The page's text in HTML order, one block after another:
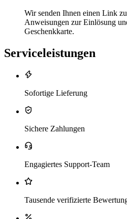
Wir senden Ihnen einen Link
Anweisungen zur Einlösung
Geschenkkarte.
Serviceleistungen
Sofortige Lieferung
Sichere Zahlungen
Engagiertes Support-Team
Tausende verifizierte